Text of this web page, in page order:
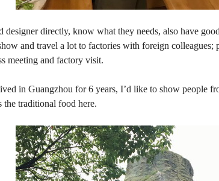
designer directly, know what they needs, also have
and travel a lot to factories with foreign colleagues;
meeting and factory visit.
in Guangzhou for 6 years, I’d like to show people
traditional food here.